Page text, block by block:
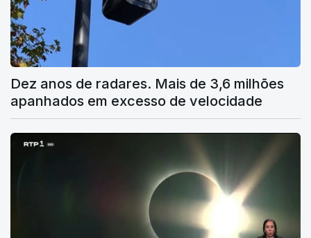
Dez anos de radares. Mais de 3,6 milhões
apanhados em excesso de velocidade